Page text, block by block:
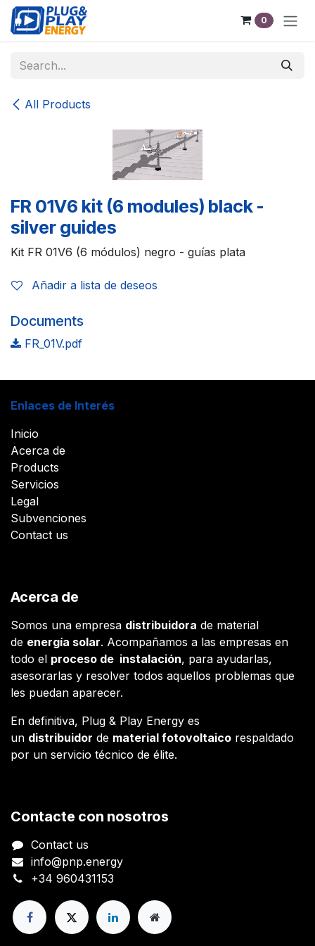
Skip to Content
0
All Products
FR 01V6 kit (6 modules) black -
silver guides
Kit FR 01V6 (6 módulos) negro - guías plata
Añadir a lista de deseos
Documents
FR_01V.pdf
Enlaces de Interés
Inicio
Acerca de
Products
Servicios
Legal
Subvenciones
Contact us
Acerca de
Somos una empresa distribuidora de material
de energía solar. Acompañamos a las empresas en
todo el proceso de instalación, para ayudarlas,
asesorarlas y resolver todos aquellos problemas que
les puedan aparecer.
En definitiva, Plug & Play Energy es
un distribuidor de material fotovoltaico respaldado
por un servicio técnico de élite.
Contacte con nosotros
Contact us
info@pnp.energy
+34 960431153